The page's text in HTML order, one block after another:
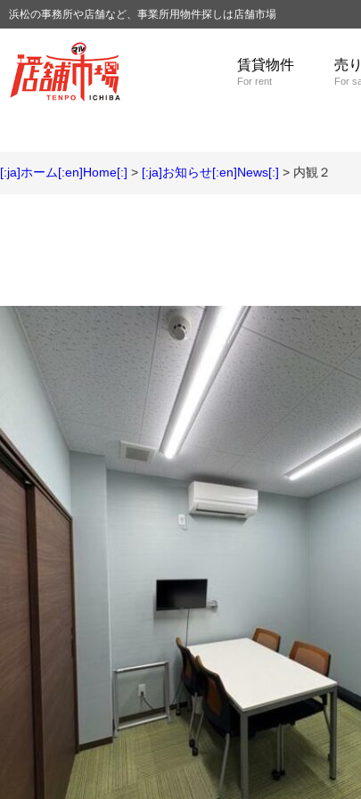
浜松の事務所や店舗など、事業所用物件探しは店舗市場
賃貸物件
For rent
売
For
[:ja]ホーム[:en]Home[:] > [:ja]お知らせ[:en]News[:] > 内観２